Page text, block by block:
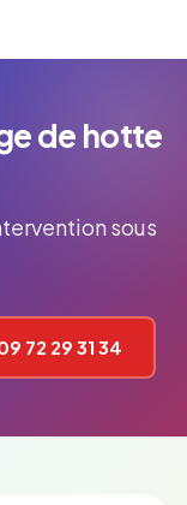
de hotte
sous
72 29 31 34